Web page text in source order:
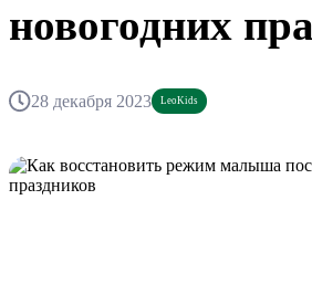
новогодних
28 декабря 2023 LeoKids